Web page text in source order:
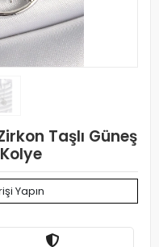
Taşlı Güneş
Yapın